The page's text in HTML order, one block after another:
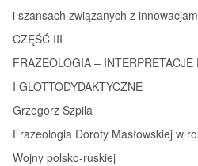
i szansach związanych z
CZĘŚĆ III
FRAZEOLOGIA –
I GLOTTODYDAKTYCZNE
Grzegorz Szpila
Frazeologia Doroty Masłowskiej w
Wojny polsko‑ruskiej